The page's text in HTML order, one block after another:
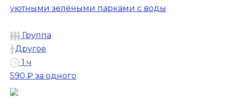
уютными зелёными парками с воды
Группа
Другое
1 ч
590 ₽ за одного